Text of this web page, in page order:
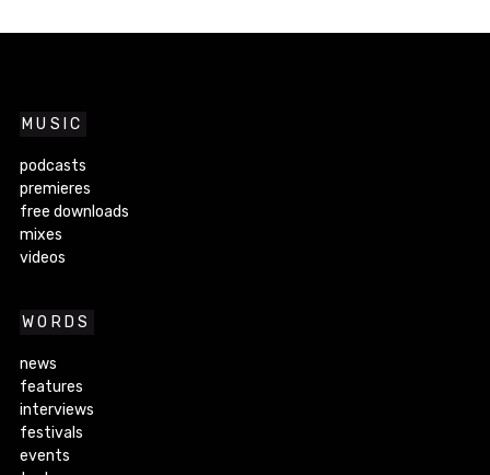
MUSIC
podcasts
premieres
free downloads
mixes
videos
WORDS
news
features
interviews
festivals
events